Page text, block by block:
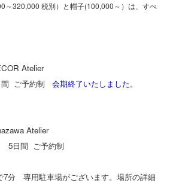
～320,000 税別）と帽子(100,000～）は、すべ
Atelier
間 ご予約制会期終了いたしました。
Atelier
5日間 ご予約制
7分 専用駐車場がございます。場所の詳細